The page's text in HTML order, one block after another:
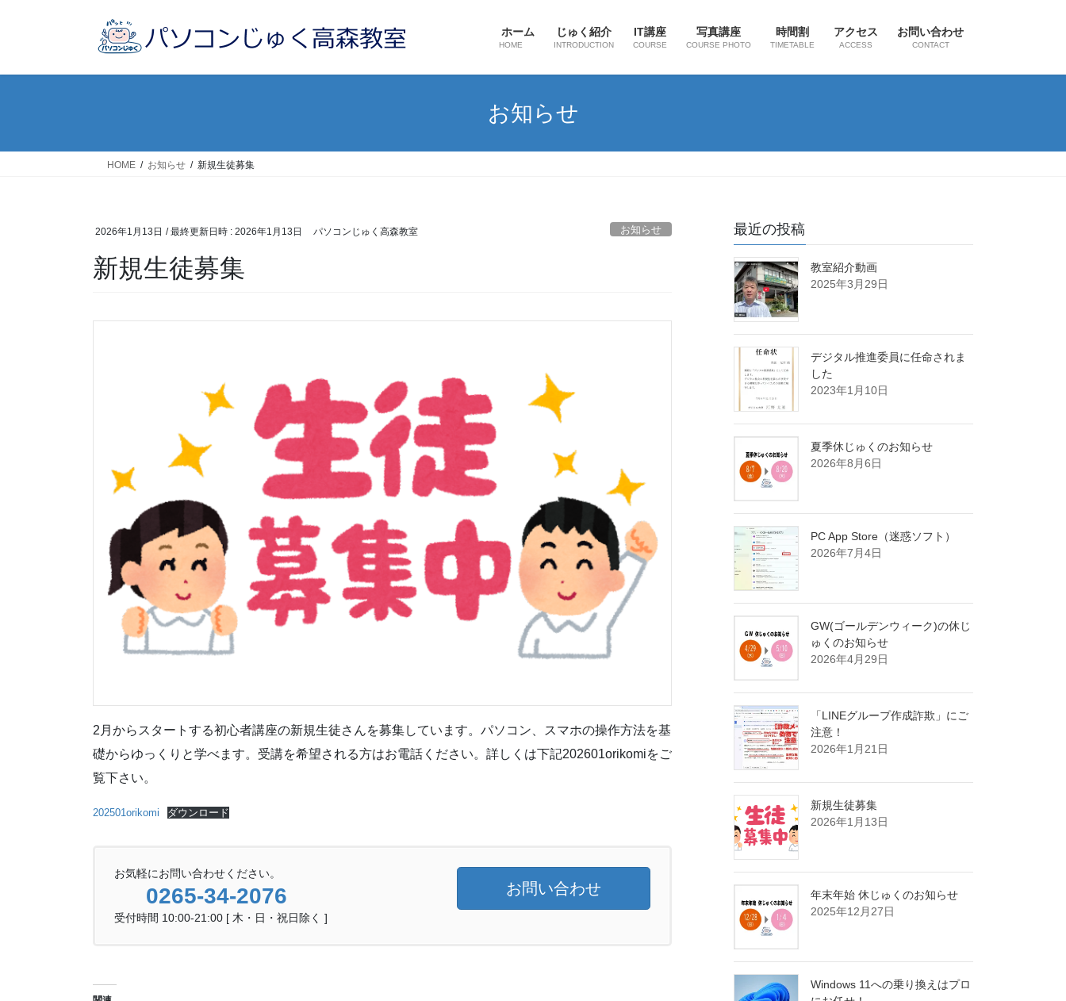
ホーム
HOME
じゅく紹介
INTRODUCTION
IT講座
COURSE
写真講座
COURSE PHOTO
時間割
TIMETABLE
アクセス
ACCESS
お問い合わせ
CONTACT
お知らせ
HOME お知らせ 新規生徒募集
2026年1月13日 / 最終更新日時 : 2026年1月13日 パソコンじゅく高森教室 お知らせ
新規生徒募集
2月からスタートする初心者講座の新規生徒さんを募集しています。パソコン、スマホの操作方法を基
礎からゆっくりと学べます。受講を希望される方はお電話ください。詳しくは下記202601orikomiをご
覧下さい。
202501orikomi ダウンロード
お気軽にお問い合わせください。
0265-34-2076
受付時間 10:00-21:00 [ 木・日・祝日除く ]
お問い合わせ
最近の投稿
教室紹介動画
2025年3月29日
デジタル推進委員に任命されま
した
2023年1月10日
夏季休じゅくのお知らせ
2026年8月6日
PC App Store（迷惑ソフト）
2026年7月4日
GW(ゴールデンウィーク)の休じ
ゅくのお知らせ
2026年4月29日
「LINEグループ作成詐欺」にご
注意！
2026年1月21日
新規生徒募集
2026年1月13日
年末年始 休じゅくのお知らせ
2025年12月27日
Windows 11への乗り換えはプロ